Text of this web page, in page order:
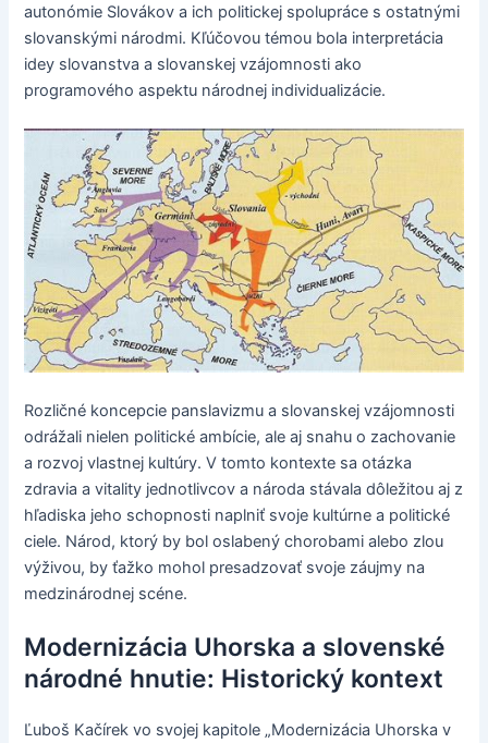
autonómie Slovákov a ich politickej spolupráce s ostatnými
slovanskými národmi. Kľúčovou témou bola interpretácia
idey slovanstva a slovanskej vzájomnosti ako
programového aspektu národnej individualizácie.
Rozličné koncepcie panslavizmu a slovanskej vzájomnosti
odrážali nielen politické ambície, ale aj snahu o zachovanie
a rozvoj vlastnej kultúry. V tomto kontexte sa otázka
zdravia a vitality jednotlivcov a národa stávala dôležitou aj z
hľadiska jeho schopnosti naplniť svoje kultúrne a politické
ciele. Národ, ktorý by bol oslabený chorobami alebo zlou
výživou, by ťažko mohol presadzovať svoje záujmy na
medzinárodnej scéne.
Modernizácia Uhorska a slovenské
národné hnutie: Historický kontext
Ľuboš Kačírek vo svojej kapitole „Modernizácia Uhorska v